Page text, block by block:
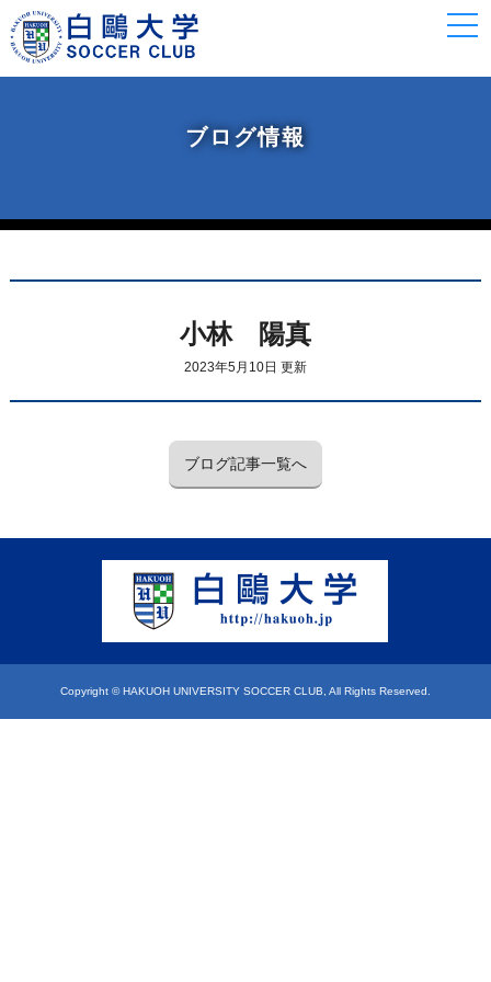
ブログ情報
小林 陽真
2023年5月10日 更新
ブログ記事一覧へ
Copyright © HAKUOH UNIVERSITY SOCCER CLUB, All Rights Reserved.